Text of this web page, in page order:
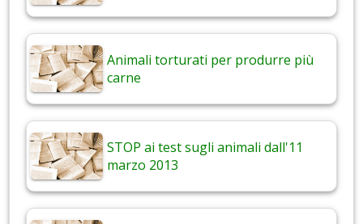
Animali torturati per produrre più
carne
STOP ai test sugli animali dall'11
marzo 2013